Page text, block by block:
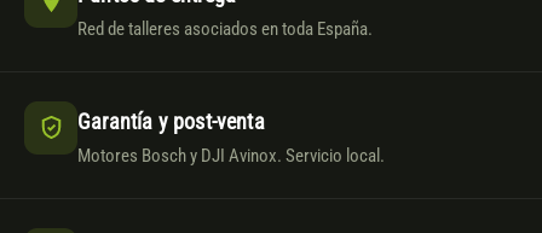
Red de talleres asociados en toda España.
Garantía y post-venta
Motores Bosch y DJI Avinox. Servicio local.